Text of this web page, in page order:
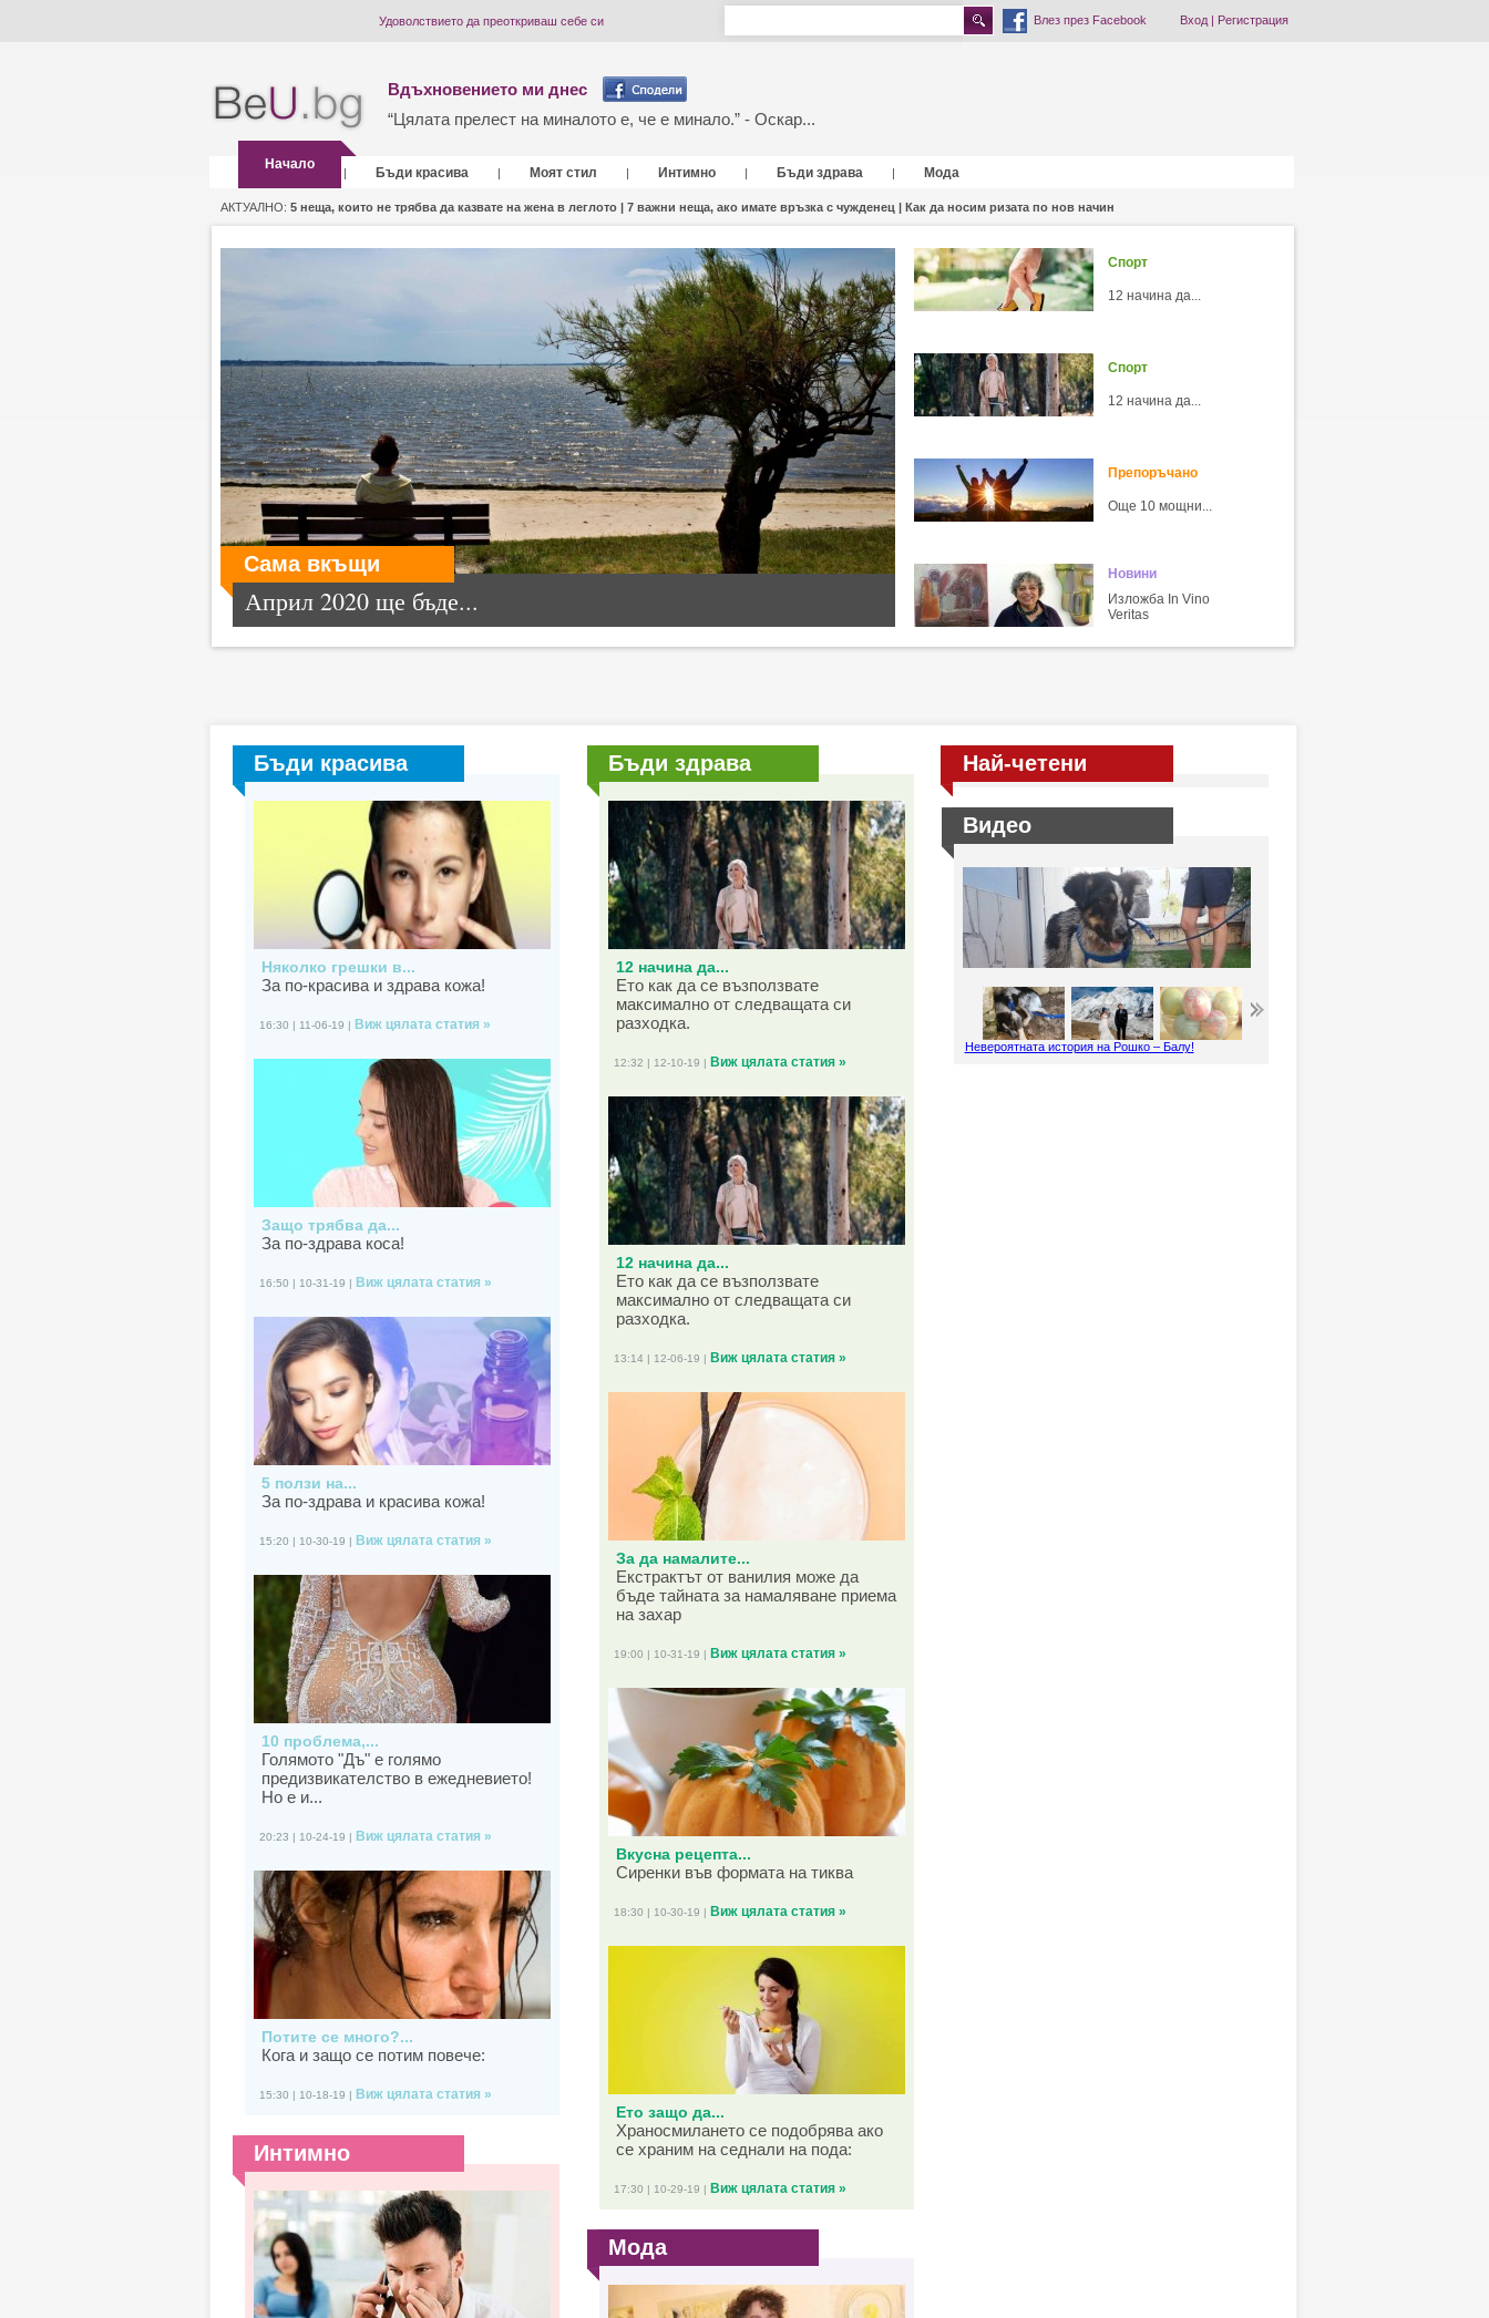
Удоволствието да преоткриваш себе си Влез през Facebook Вход| Регистрация
Вдъхновението ми днес
“Цялата прелест на миналото е, че е минало.” - Оскар...
Начало
| Бъди красива | Моят стил | Интимно | Бъди здрава | Мода
АКТУАЛНО: 5 неща, които не трябва да казвате на жена в леглото | 7 важни неща, ако имате връзка с чужденец | Как да носим ризата по нов начин
Сама вкъщи
Април 2020 ще бъде...
Спорт
12 начина да...
Спорт
12 начина да...
Препоръчано
Още 10 мощни...
Новини
Изложба In Vino
Veritas
Бъди красива
Няколко грешки в...
За по-красива и здрава кожа!
16:30 | 11-06-19 | Виж цялата статия »
Защо трябва да...
За по-здрава коса!
16:50 | 10-31-19 | Виж цялата статия »
5 ползи на...
За по-здрава и красива кожа!
15:20 | 10-30-19 | Виж цялата статия »
10 проблема,...
Голямото "Дъ" е голямо
предизвикателство в ежедневието!
Но е и...
20:23 | 10-24-19 | Виж цялата статия »
Потите се много?...
Кога и защо се потим повече:
15:30 | 10-18-19 | Виж цялата статия »
Интимно
Бъди здрава
12 начина да...
Ето как да се възползвате
максимално от следващата си
разходка.
12:32 | 12-10-19 | Виж цялата статия »
12 начина да...
Ето как да се възползвате
максимално от следващата си
разходка.
13:14 | 12-06-19 | Виж цялата статия »
За да намалите...
Екстрактът от ванилия може да
бъде тайната за намаляване приема
на захар
19:00 | 10-31-19 | Виж цялата статия »
Вкусна рецепта...
Сиренки във формата на тиква
18:30 | 10-30-19 | Виж цялата статия »
Ето защо да...
Храносмилането се подобрява ако
се храним на седнали на пода:
17:30 | 10-29-19 | Виж цялата статия »
Мода
Най-четени
Видео
Невероятната история на Рошко – Балу!